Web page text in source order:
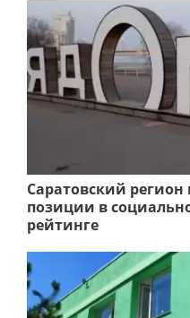
Саратовский
позиции в
рейтинге